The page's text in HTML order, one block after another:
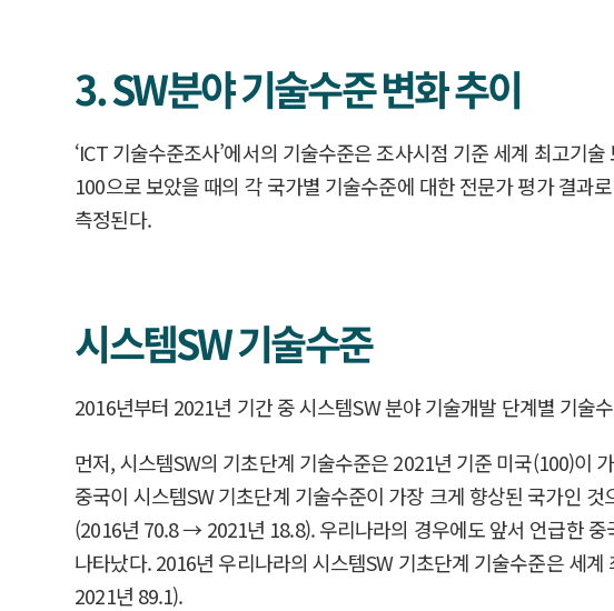
3. SW분야 기술수준 변화 추이
‘ICT 기술수준조사’에서의 기술수준은 조사시점 기준 세계 최고기
100으로 보았을 때의 각 국가별 기술수준에 대한 전문가 평가 결과
측정된다.
시스템SW 기술수준
2016년부터 2021년 기간 중 시스템SW 분야 기술개발 단계별 기술
먼저, 시스템SW의 기초단계 기술수준은 2021년 기준 미국(100)이
중국이 시스템SW 기초단계 기술수준이 가장 크게 향상된 국가인
(2016년 70.8 → 2021년 18.8). 우리나라의 경우에도 앞서 언급한
나타났다. 2016년 우리나라의 시스템SW 기초단계 기술수준은 세
2021년 89.1).